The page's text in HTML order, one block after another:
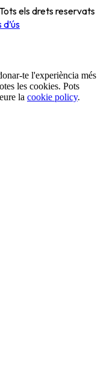
els drets reservats
te l'experiència més
les cookies. Pots
la cookie policy.